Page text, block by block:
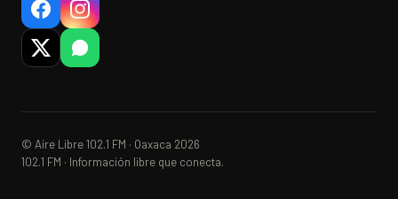
© Aire Libre 102.1 FM · Oaxaca 2026
102.1 FM · Información libre que conecta.